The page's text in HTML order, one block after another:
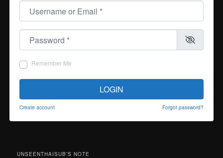
Username or Email
Password
Remember Me
LOGIN
Create account Forgot password?
UNSEENTHAISUB’S NOTE